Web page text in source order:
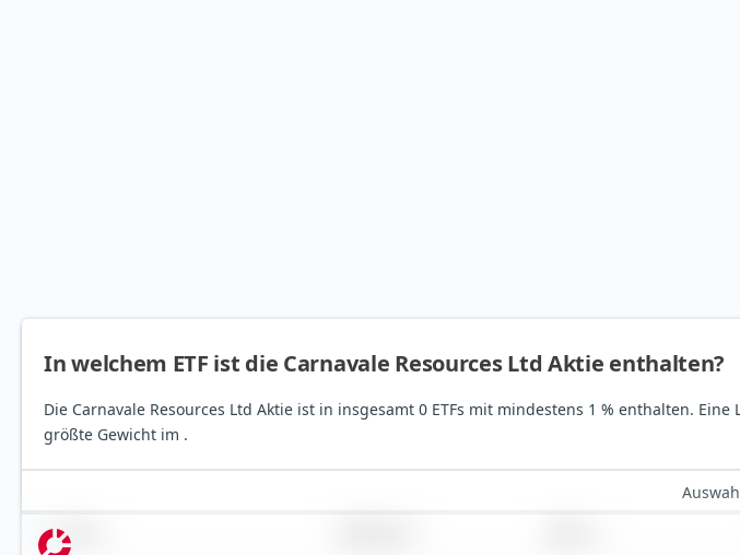
In welchem ETF ist die Carnavale Resources Ltd Aktie enthalten?
Die Carnavale Resources Ltd Aktie ist in insgesamt 0 ETFs mit mindestens 1 % enthalten.
größte Gewicht im .
Name